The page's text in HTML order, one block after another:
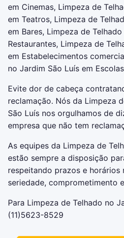
em Cinemas, Limpeza de
em Teatros, Limpeza de
em Bares, Limpeza de
Restaurantes, Limpeza de
em Estabelecimentos
no Jardim São Luís em
Evite dor de cabeça
reclamação. Nós da Limpeza
São Luís nos orgulhamos de
empresa que não tem
As equipes da Limpeza de
estão sempre a disposição
respeitando prazos e horários
seriedade, comprometimento
Para Limpeza de Telhado no
(11)5623-8529